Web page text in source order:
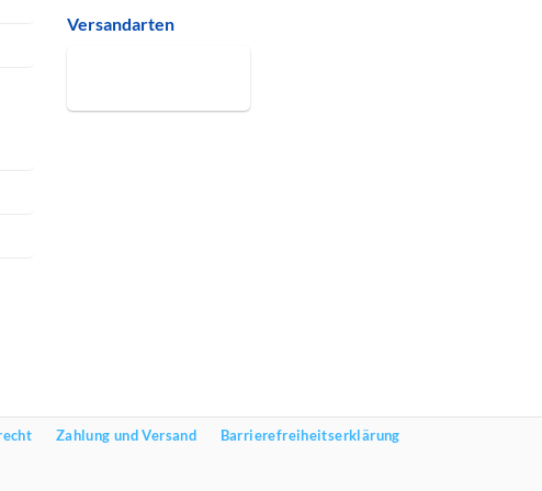
Versandarten
Zahlung und Versand Barrierefreiheitserklärung